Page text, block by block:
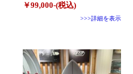
￥99,000-(税込)
>>>詳細を表示